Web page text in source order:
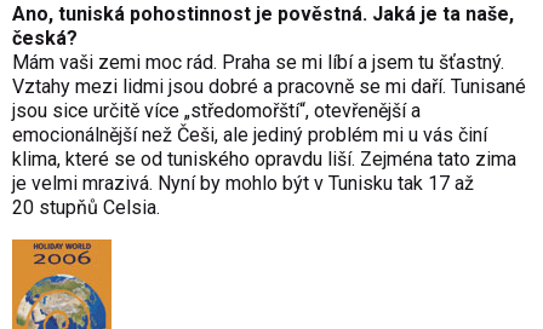
Ano, tuniská pohostinnost je pověstná. Jaká je ta naše,
česká?
Mám vaši zemi moc rád. Praha se mi líbí a jsem tu šťastný.
Vztahy mezi lidmi jsou dobré a pracovně se mi daří. Tunisané
jsou sice určitě více „středomořští“, otevřenější a
emocionálnější než Češi, ale jediný problém mi u vás činí
klima, které se od tuniského opravdu liší. Zejména tato zima
je velmi mrazivá. Nyní by mohlo být v Tunisku tak 17 až
20 stupňů Celsia.